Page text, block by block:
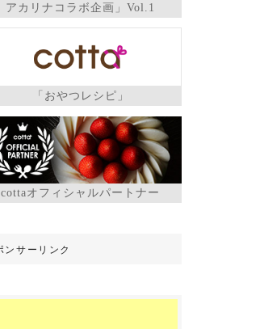
アカリナコラボ企画」Vol.1
「おやつレシピ」
cottaオフィシャルパートナー